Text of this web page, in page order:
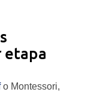
etapa
o Montessori,